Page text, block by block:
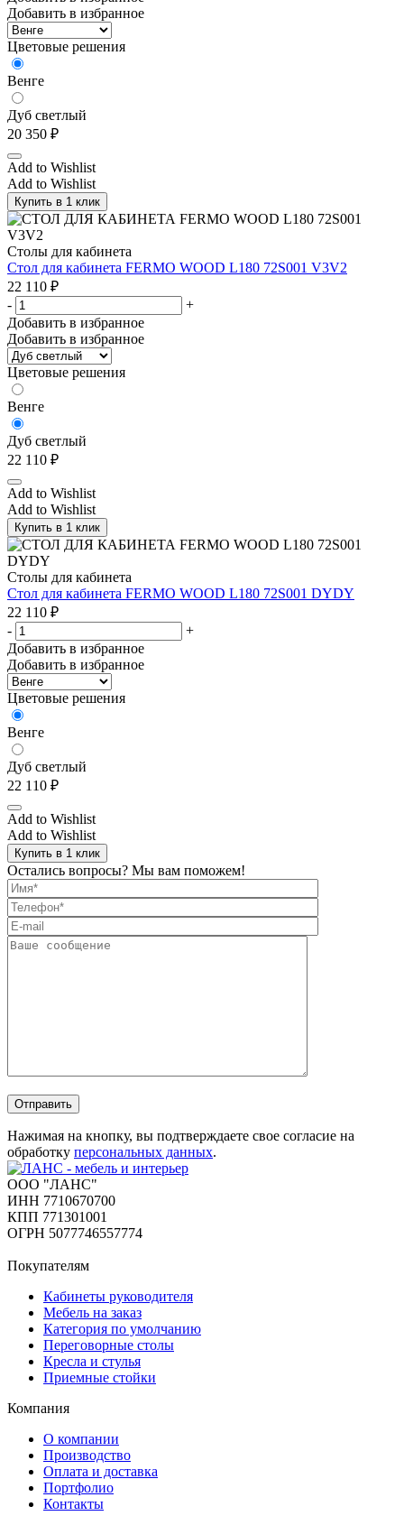
Добавить в избранное
Цветовые решения
Венге
Дуб светлый
20 350 ₽
Add to Wishlist
Add to Wishlist
Купить в 1 клик
Столы для кабинета
Стол для кабинета FERMO WOOD L180 72S001 V3V2
22 110 ₽
-
+
Добавить в избранное
Добавить в избранное
Цветовые решения
Венге
Дуб светлый
22 110 ₽
Add to Wishlist
Add to Wishlist
Купить в 1 клик
Столы для кабинета
Стол для кабинета FERMO WOOD L180 72S001 DYDY
22 110 ₽
-
+
Добавить в избранное
Добавить в избранное
Цветовые решения
Венге
Дуб светлый
22 110 ₽
Add to Wishlist
Add to Wishlist
Купить в 1 клик
Остались вопросы? Мы вам поможем!
Отправить
Нажимая на кнопку, вы подтверждаете свое согласие на
обработку персональных данных.
ООО "ЛАНС"
ИНН 7710670700
КПП 771301001
ОГРН 5077746557774
Покупателям
Кабинеты руководителя
Мебель на заказ
Категория по умолчанию
Переговорные столы
Кресла и стулья
Приемные стойки
Компания
О компании
Производство
Оплата и доставка
Портфолио
Контакты